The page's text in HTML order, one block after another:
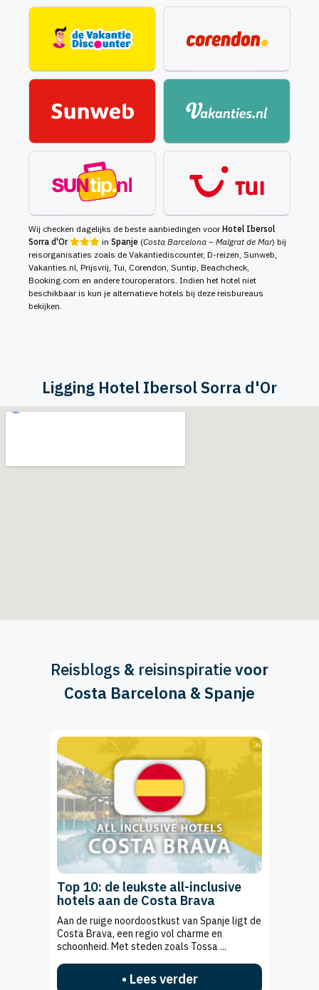
Wij checken dagelijks de beste aanbiedingen voorHotel Ibersol
Sorra d'Or
in Spanje (Costa Barcelona – Malgrat de Mar) bij
reisorganisaties zoals de Vakantiediscounter, D-reizen, Sunweb,
Vakanties.nl, Prijsvrij, Tui, Corendon, Suntip, Beachcheck,
Booking.com en andere touroperators. Indien het hotel niet
beschikbaar is kun je alternatieve hotels bij deze reisbureaus
bekijken.
Ligging Hotel Ibersol Sorra d'Or
Reisblogs & reisinspiratievoor
Costa Barcelona & Spanje
Top 10: de leukste all-inclusive
hotels aan de Costa Brava
Aan de ruige noordoostkust van Spanje ligt de
Costa Brava, een regio vol charme en
schoonheid. Met steden zoals Tossa ...
• Lees verder